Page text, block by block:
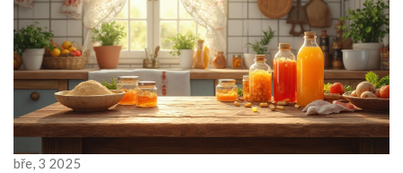
bře, 3 2025